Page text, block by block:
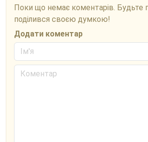
Поки що немає коментарів. Будьте
поділився своєю думкою!
Додати коментар